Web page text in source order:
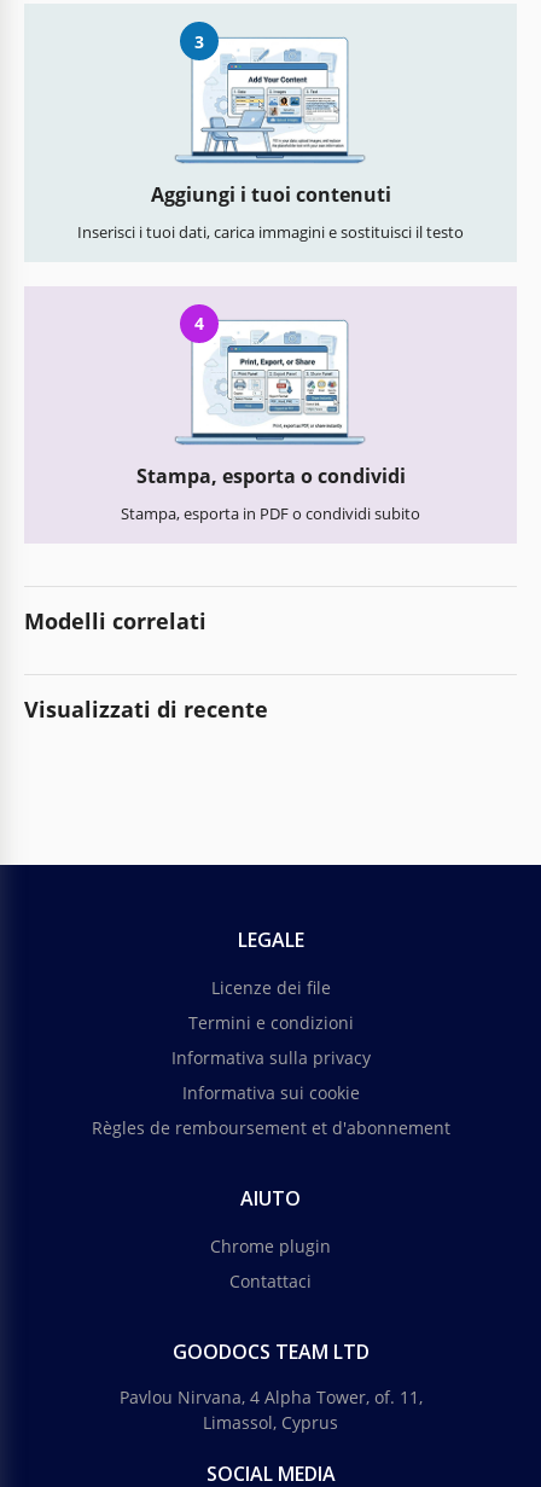
3
Aggiungi i tuoi contenuti
Inserisci i tuoi dati, carica immagini e sostituisci il testo
4
Stampa, esporta o condividi
Stampa, esporta in PDF o condividi subito
Modelli correlati
Visualizzati di recente
LEGALE
Licenze dei file
Termini e condizioni
Informativa sulla privacy
Informativa sui cookie
Règles de remboursement et d'abonnement
AIUTO
Chrome plugin
Contattaci
GOODOCS TEAM LTD
Pavlou Nirvana, 4 Alpha Tower, of. 11,
Limassol, Cyprus
SOCIAL MEDIA